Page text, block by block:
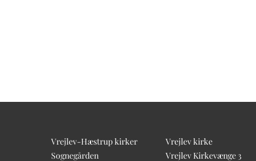
Vrejlev-Hæstrup kirker
Sognegården
Vrejlev kirke
Vrejlev Kirkevænge 3